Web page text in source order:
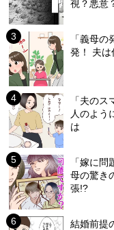
視？悪意
「義母
発！ 夫は
「夫の
人のよう
は
「嫁に
母の驚き
張!?
結婚前提